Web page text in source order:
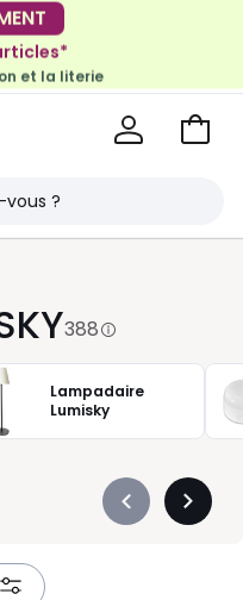
100€*
et la literie
Voir
388
Lampadaire
Lumisky
Précédent